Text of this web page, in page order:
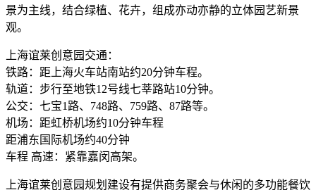
景为主线，结合绿植、花卉，组成亦动亦静的立体园艺新景
观。
上海谊莱创意园交通：
铁路：距上海火车站南站约20分钟车程。
轨道：步行至地铁12号线七莘路站10分钟。
公交：七宝1路、748路、759路、87路等。
机场：距虹桥机场约10分钟车程
距浦东国际机场约40分钟
车程 高速：紧靠嘉闵高架。
上海谊莱创意园规划建设有提供商务聚会与休闲的多功能餐饮